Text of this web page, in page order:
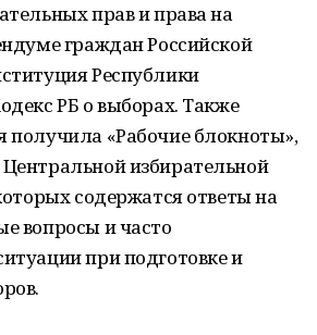
прав и права на
граждан Российской
Республики
РБ о выборах. Также
получила «Рабочие блокноты»,
избирательной
содержатся ответы на
вопросы и часто
при подготовке и